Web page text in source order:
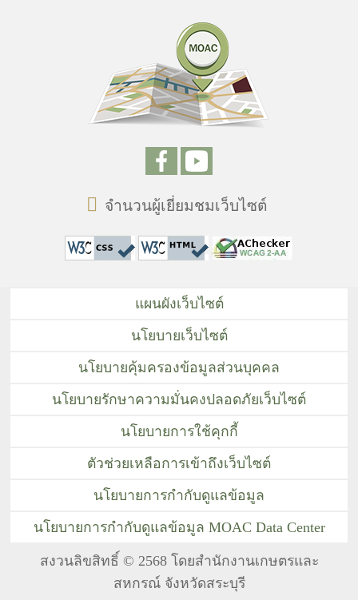
จำนวนผู้เยี่ยมชมเว็บไซต์
สงวนลิขสิทธิ์ © 2568 โดยสำนักงานเกษตรและ
สหกรณ์ จังหวัดสระบุรี
แผนผังเว็บไซต์
นโยบายเว็บไซต์
นโยบายคุ้มครองข้อมูลส่วนบุคคล
นโยบายรักษาความมั่นคงปลอดภัยเว็บไซต์
นโยบายการใช้คุกกี้
ตัวช่วยเหลือการเข้าถึงเว็บไซต์
นโยบายการกำกับดูแลข้อมูล
นโยบายการกำกับดูแลข้อมูล MOAC Data Center